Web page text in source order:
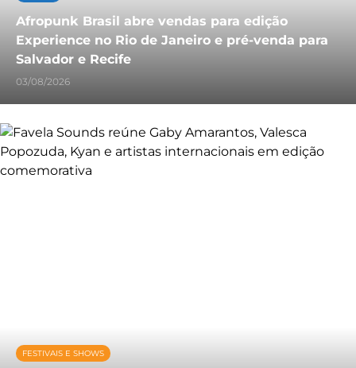
Afropunk Brasil abre vendas para edição
Experience no Rio de Janeiro e pré-venda para
Salvador e Recife
03/08/2026
FESTIVAIS E SHOWS